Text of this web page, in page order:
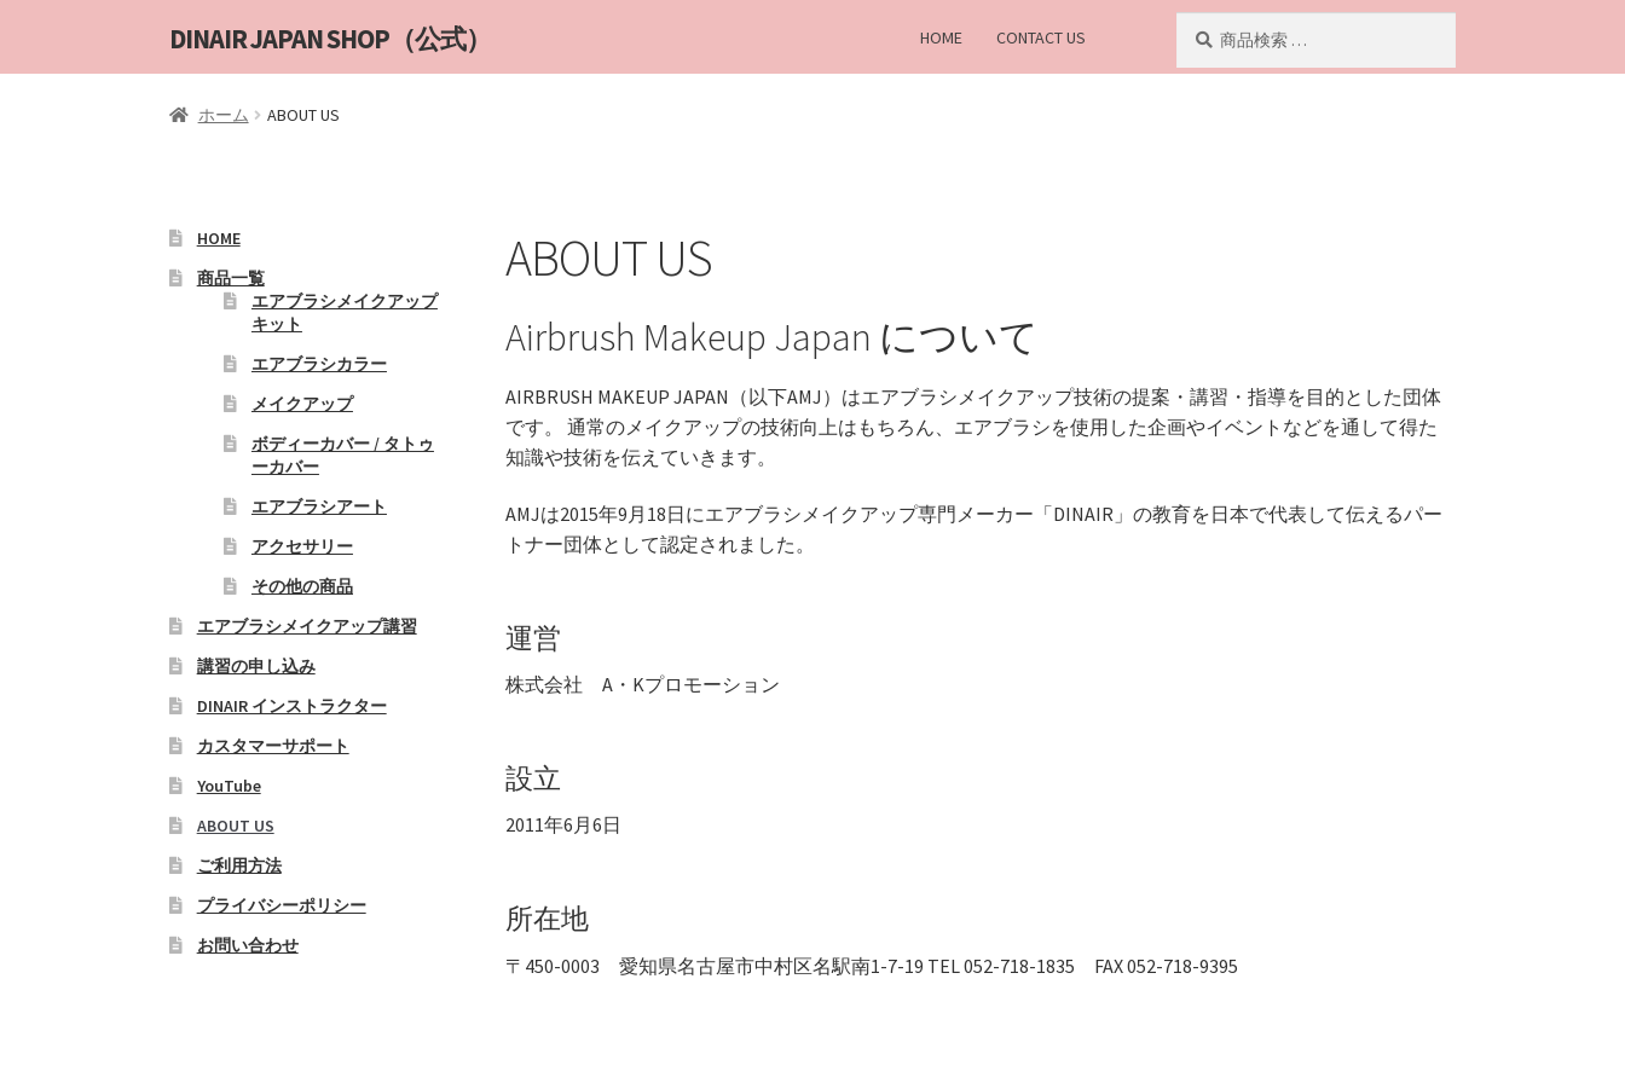
ナ
ビ
ー
へ
ス
コ
ン
ン
キ
ッ
DINAIR JAPAN SHOP（公式） HOME CONTACT US
対
ホーム ABOUT US
ABOUT US
Airbrush Makeup Japan について
AIRBRUSH MAKEUP JAPAN（以下AMJ）はエアブラシメイクアップ技術の提案・講習・指導を目的とした団体
です。 通常のメイクアップの技術向上はもちろん、エアブラシを使用した企画やイベントなどを通して得た
知識や技術を伝えていきます。
AMJは2015年9月18日にエアブラシメイクアップ専門メーカー「DINAIR」の教育を日本で代表して伝えるパー
トナー団体として認定されました。
運営
株式会社 A・Kプロモーション
設立
2011年6月6日
所在地
〒450-0003 愛知県名古屋市中村区名駅南1-7-19 TEL 052-718-1835 FAX 052-718-9395
HOME
商品一覧
エアブラシメイクアップ
キット
エアブラシカラー
メイクアップ
ボディーカバー / タトゥ
ーカバー
エアブラシアート
アクセサリー
その他の商品
エアブラシメイクアップ講習
講習の申し込み
DINAIR インストラクター
カスタマーサポート
YouTube
ABOUT US
ご利用方法
プライバシーポリシー
お問い合わせ